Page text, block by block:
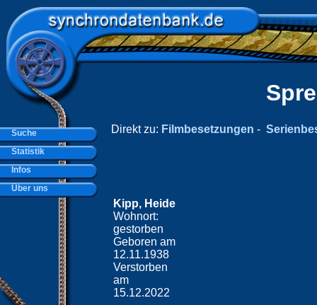
Direkt zu: Filmbesetzungen -
Kipp, Heide
Wohnort:
gestorben
Geboren am
12.11.1938
Verstorben
am
15.12.2022
Suche
Statistik
Infos
Über uns